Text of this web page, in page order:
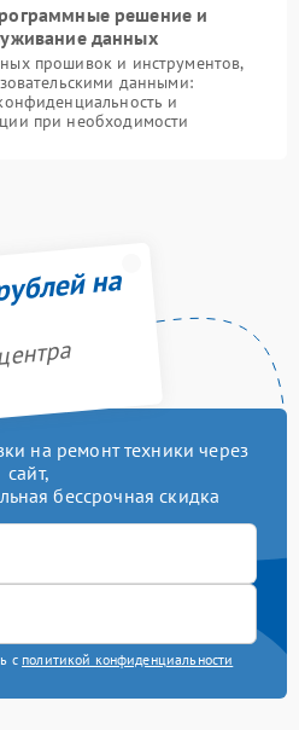
решение и
данных
прошивок и инструментов,
данными:
и
при необходимости
на
на ремонт техники через
сайт,
бессрочная скидка
с политикой конфиденциальности